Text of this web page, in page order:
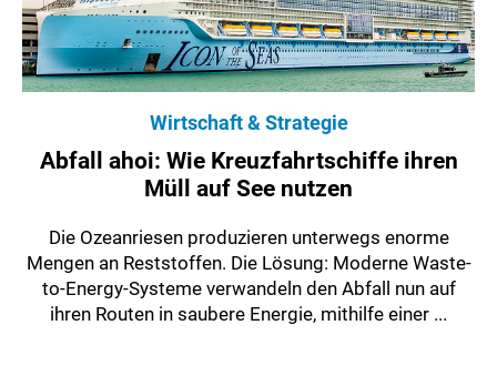
Wirtschaft & Strategie
Abfall ahoi: Wie Kreuzfahrtschiffe ihren
Müll auf See nutzen
Die Ozeanriesen produzieren unterwegs enorme
Mengen an Reststoffen. Die Lösung: Moderne Waste-
to-Energy-Systeme verwandeln den Abfall nun auf
ihren Routen in saubere Energie, mithilfe einer ...